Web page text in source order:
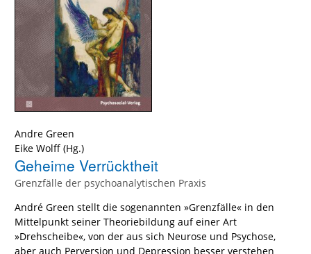
Andre Green
Eike Wolff (Hg.)
Geheime Verrücktheit
Grenzfälle der psychoanalytischen Praxis
André Green stellt die sogenannten »Grenzfälle« in den
Mittelpunkt seiner Theoriebildung auf einer Art
»Drehscheibe«, von der aus sich Neurose und Psychose,
aber auch Perversion und Depression besser verstehen